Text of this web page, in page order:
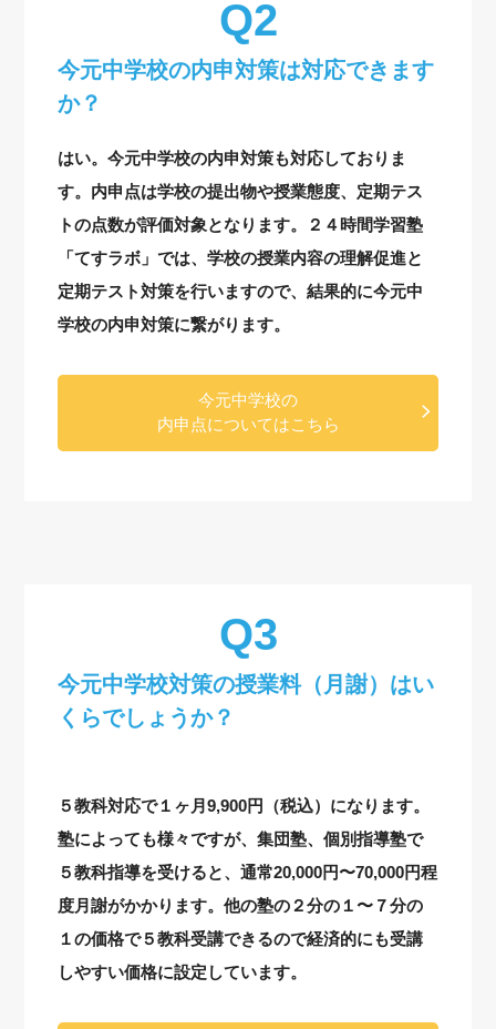
今元中学校の内申対策は対応できます
か？
はい。今元中学校の内申対策も対応しておりま
す。内申点は学校の提出物や授業態度、定期テス
トの点数が評価対象となります。２４時間学習塾
「てすラボ」では、学校の授業内容の理解促進と
定期テスト対策を行いますので、結果的に今元中
学校の内申対策に繋がります。
今元中学校の
内申点についてはこちら
今元中学校対策の授業料（月謝）はい
くらでしょうか？
５教科対応で１ヶ月9,900円（税込）になります。
塾によっても様々ですが、集団塾、個別指導塾で
５教科指導を受けると、通常20,000円〜70,000円程
度月謝がかかります。他の塾の２分の１〜７分の
１の価格で５教科受講できるので経済的にも受講
しやすい価格に設定しています。